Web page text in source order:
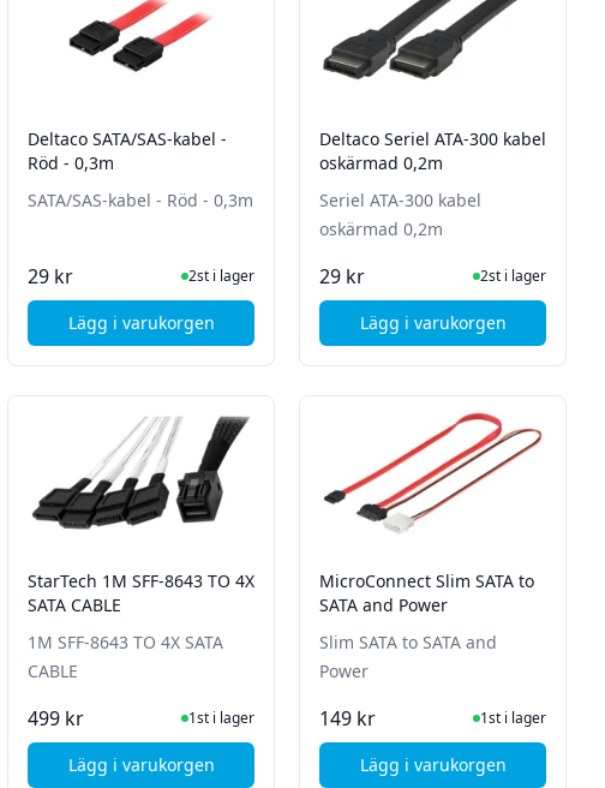
- 1m - Röd
Deltaco SATA/SAS-kabel -
Röd - 0,3m
SATA/SAS-kabel - Röd - 0,3m
29 kr I Lager2st i lager
Lägg i varukorgen, Deltaco SATA/SAS-kabel - Röd - 0,3m
Deltaco Seriel ATA-300 kabel
oskärmad 0,2m
Seriel ATA-300 kabel
oskärmad 0,2m
29 kr I Lager2st i lager
Lägg i varukorgen, Deltaco Seriel ATA-
1xSATA-port på PCI-täckplåt, SATA 6Gb/s
StarTech 1M SFF-8643 TO 4X
SATA CABLE
1M SFF-8643 TO 4X SATA
CABLE
499 kr I Lager1st i lager
Lägg i varukorgen, StarTech 1M SFF-8643 TO 4X SATA CABLE
MicroConnect Slim SATA to
SATA and Power
Slim SATA to SATA and
Power
149 kr I Lager1st i lager
Lägg i varukorgen, MicroConnect Slim